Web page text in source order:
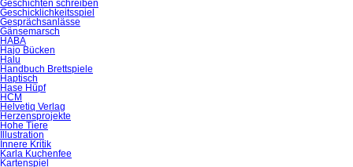
Geschichten schreiben
Geschicklichkeitsspiel
Gesprächsanlässe
Gänsemarsch
HABA
Hajo Bücken
Halu
Handbuch Brettspiele
Haptisch
Hase Hüpf
HCM
Helvetiq Verlag
Herzensprojekte
Hohe Tiere
Illustration
Innere Kritik
Karla Kuchenfee
Kartenspiel